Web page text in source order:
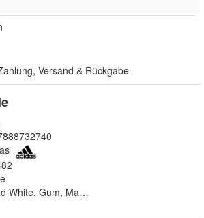
Versand & Rückgabe
White, Gum, Magic Beige